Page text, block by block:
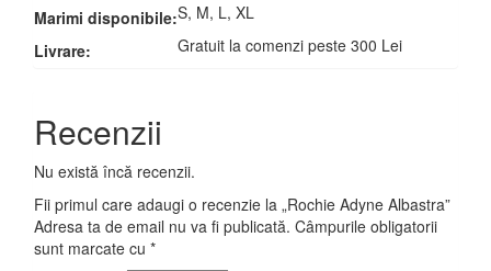
Marimi disponibile:S, M, L, XL
Livrare:
Gratuit la comenzi peste 300 Lei
Recenzii
Nu există încă recenzii.
Fii primul care adaugi o recenzie la „Rochie Adyne Albastra”
Adresa ta de email nu va fi publicată. Câmpurile obligatorii
sunt marcate cu *